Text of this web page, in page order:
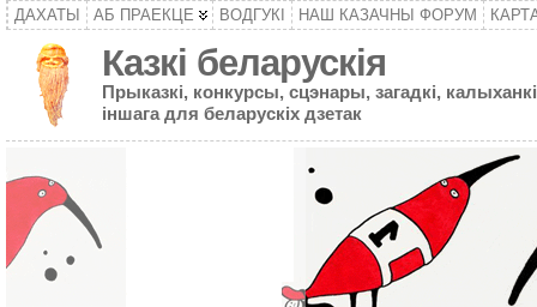
ДАХАТЫ АБ ПРАЕКЦЕ ВОДГУКІ НАШ КАЗАЧНЫ ФОРУМ
Казкі беларускія
Прыказкі, конкурсы, сцэнары, загадкі,
іншага для беларускіх дзетак